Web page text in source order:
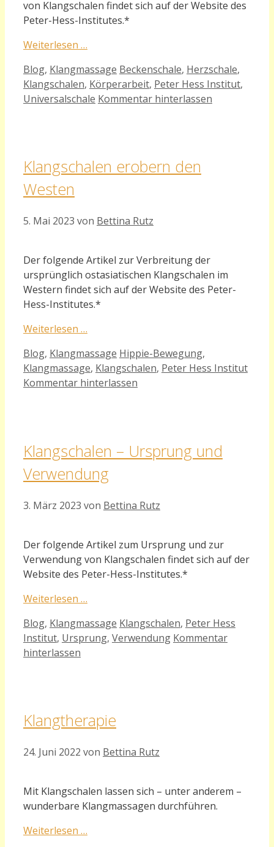
von Klangschalen findet sich auf der Website des
Peter-Hess-Institutes.*
Weiterlesen …
Kategorien
Blog, Klangmassage Schlagwörter
Beckenschale, Herzschale,
Klangschalen, Körperarbeit, Peter Hess Institut,
Universalschale Kommentar hinterlassen
Klangschalen erobern den
Westen
5. Mai 2023 von Bettina Rutz
Der folgende Artikel zur Verbreitung der
ursprünglich ostasiatischen Klangschalen im
Western findet sich auf der Website des Peter-
Hess-Institutes.*
Weiterlesen …
Kategorien
Blog, Klangmassage Schlagwörter
Hippie-Bewegung,
Klangmassage, Klangschalen, Peter Hess Institut
Kommentar hinterlassen
Klangschalen – Ursprung und
Verwendung
3. März 2023 von Bettina Rutz
Der folgende Artikel zum Ursprung und zur
Verwendung von Klangschalen findet sich auf der
Website des Peter-Hess-Institutes.*
Weiterlesen …
Kategorien
Blog, Klangmassage Schlagwörter
Klangschalen, Peter Hess
Institut, Ursprung, Verwendung Kommentar
hinterlassen
Klangtherapie
24. Juni 2022 von Bettina Rutz
Mit Klangschalen lassen sich – unter anderem –
wunderbare Klangmassagen durchführen.
Weiterlesen …